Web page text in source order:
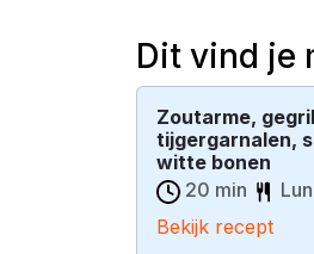
Dit vind je
Zoutarme,
tijgergarnalen,
witte bonen
20 min
Bekijk recept